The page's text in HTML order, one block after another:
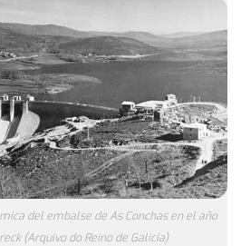
del embalse de As Conchas en el año
(Arquivo do Reino de Galicia)